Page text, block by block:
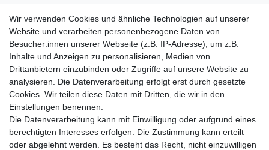
Top Themen
Adventskalender
Service
Versandinfos
FAQ
Ersatzteile
Registrieren
Wir versenden mit
Wir verwenden Cookies und ähnliche Technologien auf unserer
Website und verarbeiten personenbezogene Daten von
Besucher:innen unserer Webseite (z.B. IP-Adresse), um z.B.
Inhalte und Anzeigen zu personalisieren, Medien von
Drittanbietern einzubinden oder Zugriffe auf unsere Website zu
analysieren. Die Datenverarbeitung erfolgt erst durch gesetzte
Cookies. Wir teilen diese Daten mit Dritten, die wir in den
Einstellungen benennen.
Die Datenverarbeitung kann mit Einwilligung oder aufgrund eines
berechtigten Interesses erfolgen. Die Zustimmung kann erteilt
oder abgelehnt werden. Es besteht das Recht, nicht einzuwilligen